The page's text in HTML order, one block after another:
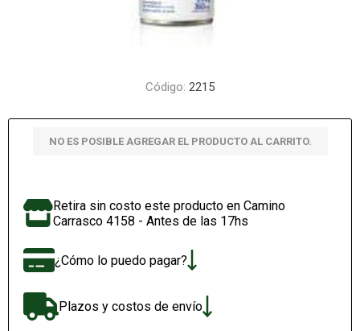
Código: 2215
NO ES POSIBLE AGREGAR EL PRODUCTO AL CARRITO.
Retira sin costo este producto en Camino
Carrasco 4158 - Antes de las 17hs
¿Cómo lo puedo pagar?
Plazos y costos de envío